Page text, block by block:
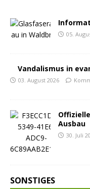
05.
Vandalismus in
03. August 2026
Ausbau
30. Juli
SONSTIGES